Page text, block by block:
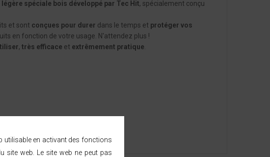
légère spéciale bois développé par Tec Hit, spécialement conçu
et sont conçues pour durer dans le temps et protéger vos
en fonction de votre usage. N'attendez plus !
, très efficace et extrêmement pratique.
utilisable en activant des fonctions
site web. Le site web ne peut pas